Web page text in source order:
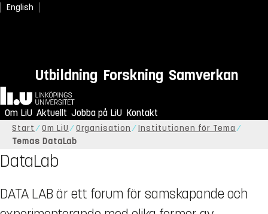
English
Utbildning Forskning Samverkan
Hem
Om LiU Aktuellt Jobba på LiU Kontakt
Start Om LiU Organisation
Institutionen för Tema
Temas DataLab
DataLab
DATA LAB är ett forum för samskapande och